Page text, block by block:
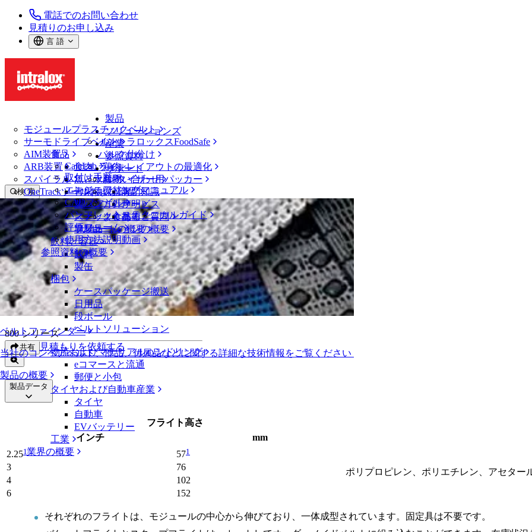
電話でのお問い合わせ
見積りのお申し込み
言 語
製品
モジュールプラスチックベルト
サーモドライブベルト
AIM装置
ARB装置
スパイラル
OneTrackツールおよび部品
ベルトファインダー
当社のコンベアベルト、部品、付属品などに関する詳細な技術情報をご覧ください
製品の概要
ソリューションズ
イントラロックスFoodSafe
バルク仕分け
ラインレイアウトの最適化
パレタイザー用パッカー
専門知識
サービス
技術
ソリューションの概要
産業
食品
食肉、鶏肉
魚と水産物
青果物
製パン
スナック食品
乳製品
飲料と容器
飲料
製缶
梱包
ケースパッケージ搬送
日用品
段ボール
ベルトソリューション
物流およびマテリアルハンドリング
eコマースと流通
郵便と小包
タイヤおよび自動車産業
タイヤ
自動車
EVバッテリー
工業
業界の概要
参照資料
CalcLab
取付け手順
エンジニアリングマニュアル
CADファイル
パンフレット・テクニカルガイド
評価フォーム
使用方法説明動画
参照資料の概要
サポート
お問い合わせ
保証
方針声明
よくあるご質問
サポートの概要
検 索
メニューを開く
ベルトファインダー
ベルトファインダー
モジュールプラスチックベルト
800 シリーズ
バケット型フライト
バケット型フライト
800 シリーズ
共有 見積もりを依頼する
製品データ
フライト高さ
インチ
mm
2.251 571
ポリプロピレン、ポリエチレン、アセター
3
76
4
102
6
152
それぞれのフライトは、モジュールの中心から伸びており、一体成型されています。固定具は不要です。